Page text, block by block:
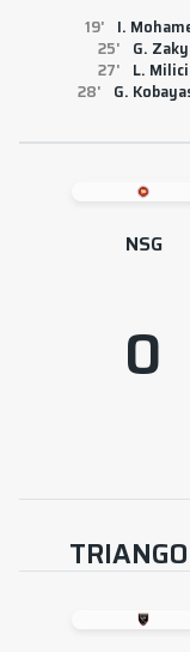
19
I.
25
G. Zaky
27
L. Milici
28
G.
NSG
0